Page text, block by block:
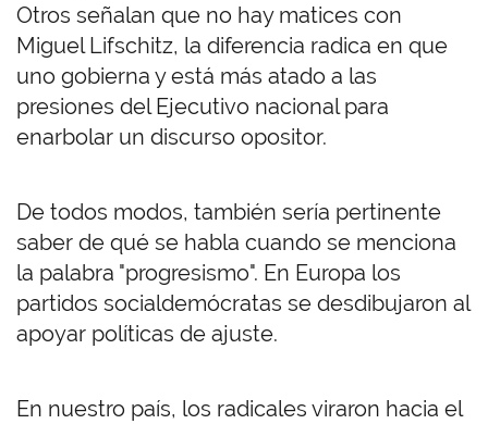
Otros señalan que no hay matices con
Miguel Lifschitz, la diferencia radica en que
uno gobierna y está más atado a las
presiones del Ejecutivo nacional para
enarbolar un discurso opositor.
De todos modos, también sería pertinente
saber de qué se habla cuando se menciona
la palabra "progresismo". En Europa los
partidos socialdemócratas se desdibujaron al
apoyar políticas de ajuste.
En nuestro país, los radicales viraron hacia el